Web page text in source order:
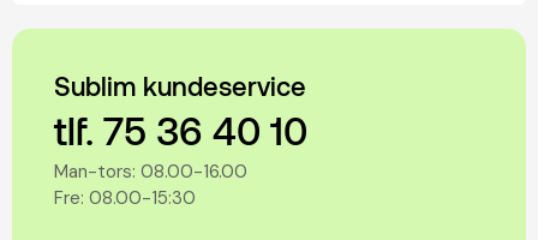
Sublim kundeservice
tlf. 75 36 40 10
Man-tors: 08.00-16.00
Fre: 08.00-15:30